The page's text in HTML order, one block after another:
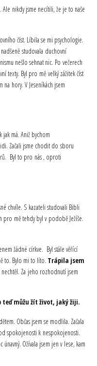
nikdy jsme necítili, že je to naše
číst. Líbila se mi psychologie.
studovala duchovní
nešlo sehnat nic. Po večerech
texty. Byl pro mě velký zážitek číst
na hory. V Jeseníkách jsem
jak má. Aniž bychom
Začali jsme chodit do sboru
Byl to pro nás , oproti
chvíle. S kazateli studovali Bibli
pro mě tehdy byl v podobě Ježíše.
žádné církve. Byl stále věřící
to. Bylo mi to líto. Trápila jsem
Za jeho rozhodnutí jsem
můžu žít život, jaký žiji.
Občas jsem se modlila. Začala
spokojenosti k nespokojenosti.
Ožívala jsem jen v lese, kam